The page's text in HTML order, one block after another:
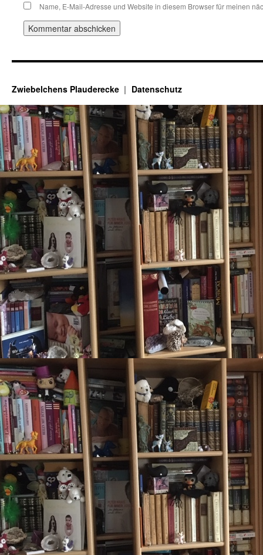
Name, E-Mail-Adresse und Website in diesem Browser für meinen
Zwiebelchens Plauderecke Datenschutz